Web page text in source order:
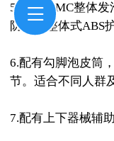
5.坐靠垫MC整体
防侧偏整体式ABS
6.配有勾脚泡皮筒
节。适合不同人群
7.配有上下器械辅